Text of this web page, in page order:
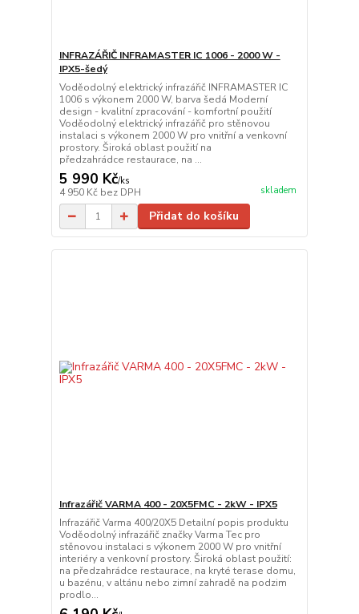
INFRAZÁŘIČ INFRAMASTER IC 1006 - 2000 W -
IPX5-šedý
Voděodolný elektrický infrazářič INFRAMASTER IC
1006 s výkonem 2000 W, barva šedá Moderní
design - kvalitní zpracování - komfortní použití
Voděodolný elektrický infrazářič pro stěnovou
instalaci s výkonem 2000 W pro vnitřní a venkovní
prostory. Široká oblast použití na
předzahrádce restaurace, na ...
5 990 Kč/ks
4 950 Kč bez DPH skladem
Přidat do košíku
Infrazářič VARMA 400 - 20X5FMC - 2kW - IPX5
Infrazářič Varma 400/20X5 Detailní popis produktu
Voděodolný infrazářič značky Varma Tec pro
stěnovou instalaci s výkonem 2000 W pro vnitřní
interiéry a venkovní prostory. Široká oblast použití:
na předzahrádce restaurace, na kryté terase domu,
u bazénu, v altánu nebo zimní zahradě na podzim
prodlo...